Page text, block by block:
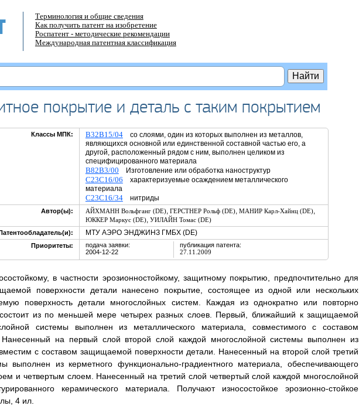
Терминология и общие сведения
Как получить патент на изобретение
Роспатент - методические рекомендации
Международная патентная классификация
покрытие и деталь с таким покрытием
Классы МПК: B32B15/04со слоями, один из которых выполнен из металлов,
являющихся основной или единственной составной частью его, а
другой, расположенный рядом с ним, выполнен целиком из
специфицированного материала
B82B3/00 Изготовление или обработка наноструктур
C23C16/06 характеризуемые осаждением металлического
материала
C23C16/34нитриды
Автор(ы): АЙХМАНН Вольфганг (DE), ГЕРСТНЕР Рольф (DE), МАНИР Карл-Хайнц (DE),
ЮККЕР Маркус (DE), УИЛАЙН Томас (DE)
МТУ АЭРО ЭНДЖИНЗ ГМБХ (DE)
Приоритеты:
подача заявки:
2004-12-22
публикация патента:
27.11.2009
в частности эрозионностойкому, защитному покрытию, предпочтительно для
поверхности детали нанесено покрытие, состоящее из одной или нескольких
поверхность детали многослойных систем. Каждая из однократно или повторно
из по меньшей мере четырех разных слоев. Первый, ближайший к защищаемой
системы выполнен из металлического материала, совместимого с составом
на первый слой второй слой каждой многослойной системы выполнен из
с составом защищаемой поверхности детали. Нанесенный на второй слой третий
выполнен из керметного функционально-градиентного материала, обеспечивающего
и четвертым слоем. Нанесенный на третий слой четвертый слой каждой многослойной
керамического материала. Получают износостойкое эрозионно-стойкое
4 ил.